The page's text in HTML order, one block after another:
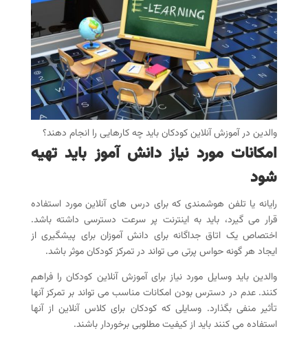
والدین در آموزش آنلاین کودکان باید چه کارهایی را انجام دهند؟
امکانات مورد نیاز دانش آموز باید تهیه
شود
رایانه یا تلفن هوشمندی که برای درس های آنلاین مورد استفاده
قرار می گیرد، باید به اینترنت پر سرعت دسترسی داشته باشد.
اختصاص یک اتاق جداگانه برای دانش آموزان برای پیشگیری از
ایجاد هر گونه حواس پرتی می تواند در تمرکز کودکان موثر باشد.
والدین باید وسایل مورد نیاز برای آموزش آنلاین کودکان را فراهم
کنند. عدم در دسترس بودن امکانات مناسب می تواند بر تمرکز آنها
تأثیر منفی بگذارد. وسایلی که کودکان برای کلاس آنلاین از آنها
استفاده می کنند باید از کیفیت مطلوبی برخوردار باشند.